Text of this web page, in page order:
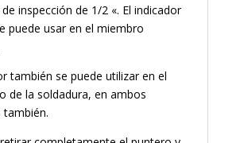
inspección de 1/2 «. El indicador
puede usar en el miembro
también se puede utilizar en el
de la soldadura, en ambos